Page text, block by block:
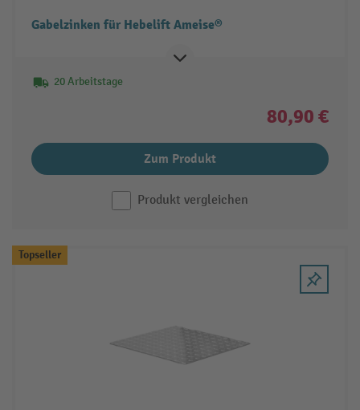
Gabelzinken für Hebelift Ameise®
20 Arbeitstage
80,90 €
Zum Produkt
Produkt vergleichen
Topseller